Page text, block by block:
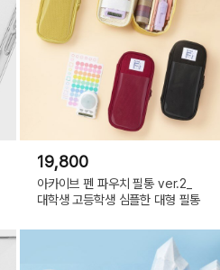
19,800
아카이브 펜 파우치 필통 ver.2_
대학생 고등학생 심플한 대형 필통